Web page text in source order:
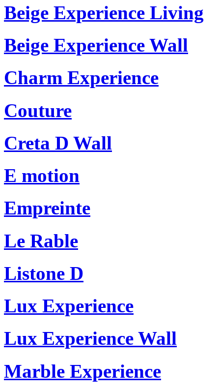
Beige Experience Living
Beige Experience Wall
Charm Experience
Couture
Creta D Wall
E motion
Empreinte
Le Rable
Listone D
Lux Experience
Lux Experience Wall
Marble Experience